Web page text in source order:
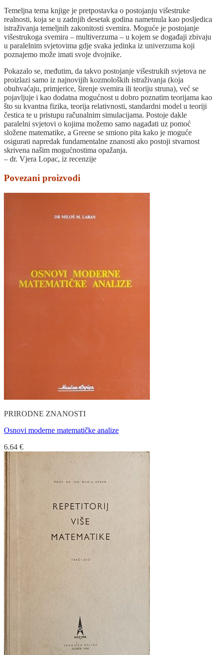
Temeljna tema knjige je pretpostavka o postojanju višestruke
realnosti, koja se u zadnjih desetak godina nametnula kao posljedica
istraživanja temeljnih zakonitosti svemira. Moguće je postojanje
višestrukoga svemira – multiverzuma – u kojem se događaji zbivaju
u paralelnim svjetovima gdje svaka jedinka iz univerzuma koji
poznajemo može imati svoje dvojnike.
Pokazalo se, međutim, da takvo postojanje višestrukih svjetova ne
proizlazi samo iz najnovijih kozmoloških istraživanja (koja
obuhvaćaju, primjerice, širenje svemira ili teoriju struna), već se
pojavljuje i kao dodatna mogućnost u dobro poznatim teorijama kao
što su kvantna fizika, teorija relativnosti, standardni model u teoriji
čestica te u pristupu računalnim simulacijama. Postoje dakle
paralelni svjetovi o kojima možemo samo nagađati uz pomoć
složene matematike, a Greene se smiono pita kako je moguće
osigurati napredak fundamentalne znanosti ako postoji stvarnost
skrivena našim mogućnostima opažanja.
– dr. Vjera Lopac, iz recenzije
Povezani proizvodi
PRIRODNE ZNANOSTI
Osnovi moderne matematičke analize
6.64 €